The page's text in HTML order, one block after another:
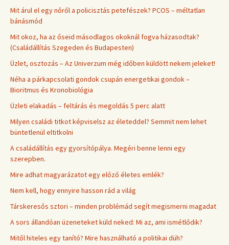
Mit árul el egy nőről a policisztás petefészek? PCOS – méltatlan
bánásmód
Mit okoz, ha az őseid másodlagos okoknál fogva házasodtak?
(Családállítás Szegeden és Budapesten)
Üzlet, osztozás – Az Univerzum még időben küldött nekem jeleket!
Néha a párkapcsolati gondok csupán energetikai gondok –
Bioritmus és Kronobiológia
Üzleti elakadás – feltárás és megoldás 5 perc alatt
Milyen családi titkot képviselsz az életeddel? Semmit nem lehet
büntetlenül eltitkolni
A családállítás egy gyorsítópálya. Megéri benne lenni egy
szerepben.
Mire adhat magyarázatot egy előző életes emlék?
Nem kell, hogy ennyire hasson rád a világ
Társkeresős sztori – minden problémád segít megismerni magadat
A sors állandóan üzeneteket küld neked: Mi az, ami ismétlődik?
Mitől hiteles egy tanító? Mire használható a politikai düh?